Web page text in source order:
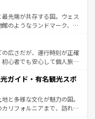
彩な楽しみ方が可能だ。さ
が溢れており、どの街角に
いる。パリ以外の個性あふ
ても飽きることがない。ベ
ン州のアルプスの絶景、そ
いった風景は必見。ビール
い。 なお、新着の
を参照してほしい。
先端が共存する国。ウェス
のようなランドマーク、歴
また、優雅なアフタヌーン
ない英国パブ、サッカー観
体験も豊富。イギリスを旅
広さだが、運行時刻が正確
心者でも安心して個人旅行
イスならではのユニークな
けでなく町歩きも満喫する
いため物価も高いが、旅行
スもあり、うまく活用すれ
ガイド・有名観光スポ
と多様な文化が魅力の国。
リフォルニアまで、訪れる